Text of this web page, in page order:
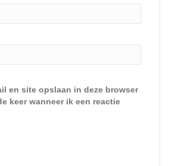
en site opslaan in deze browser
keer wanneer ik een reactie